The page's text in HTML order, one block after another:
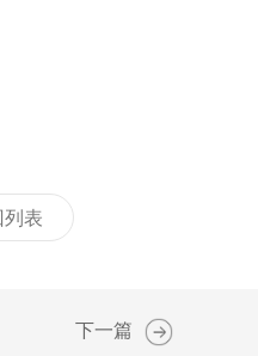
列表
下一篇